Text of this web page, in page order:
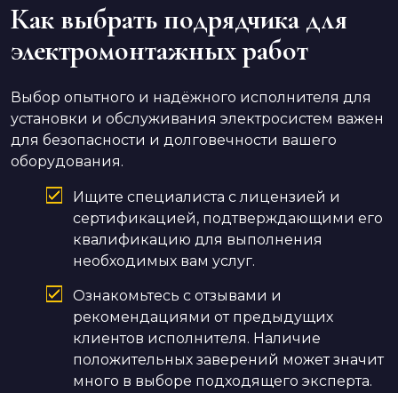
Как выбрать подрядчика для
электромонтажных работ
Выбор опытного и надёжного исполнителя для
установки и обслуживания электросистем важен
для безопасности и долговечности вашего
оборудования.
Ищите специалиста с лицензией и
сертификацией, подтверждающими его
квалификацию для выполнения
необходимых вам услуг.
Ознакомьтесь с отзывами и
рекомендациями от предыдущих
клиентов исполнителя. Наличие
положительных заверений может значит
много в выборе подходящего эксперта.